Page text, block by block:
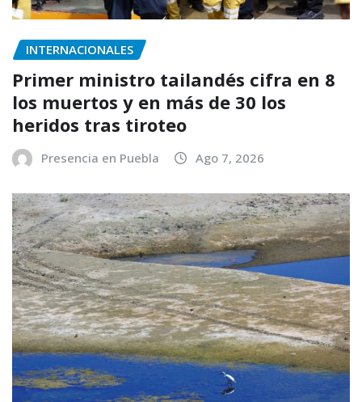
INTERNACIONALES
Primer ministro tailandés cifra en 8
los muertos y en más de 30 los
heridos tras tiroteo
Presencia en Puebla Ago 7, 2026